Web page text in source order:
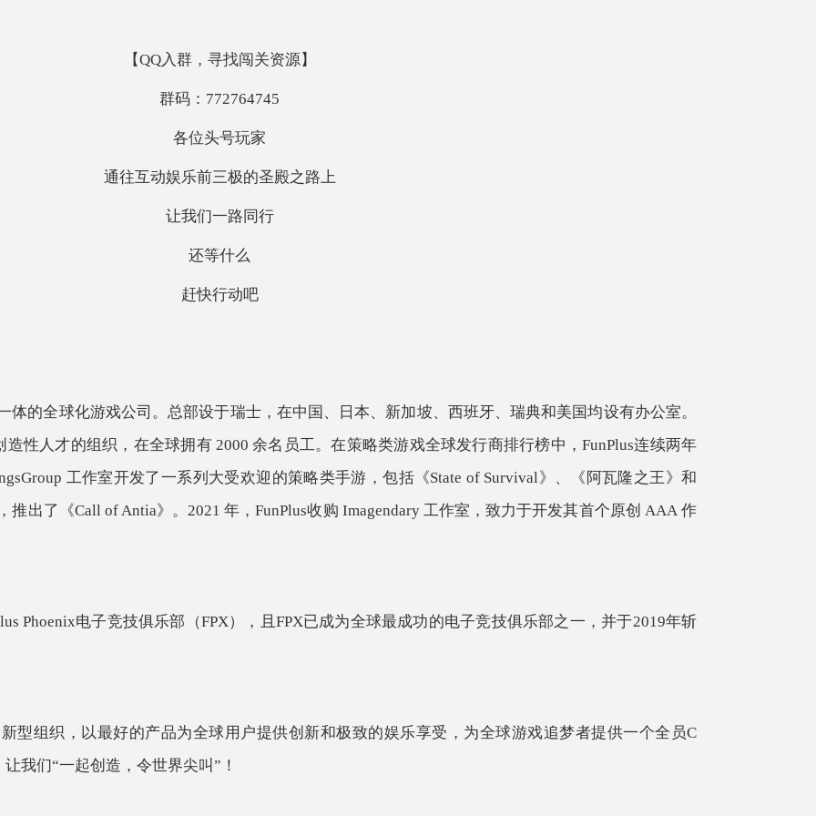
【QQ入群，寻找闯关资源】
群码： 772764745
各位头号玩家
通往互动娱乐前三极的圣殿之路上
让我们一路同行
还等什么
赶快行动吧
体的全球化游戏公司。总部设于瑞士，在中国、日本、新加坡、西班牙、瑞典和美国均设有办公室。
造性人才的组织，在全球拥有 2000 余名员工。在策略类游戏全球发行商排行榜中，FunPlus连续两年
工作室开发了一系列大受欢迎的策略类手游，包括《State of Survival》、《阿瓦隆之王》和
推出了《Call of Antia》。2021 年，FunPlus收购 Imagendary 工作室，致力于开发其首个原创 AAA 作
Phoenix电子竞技俱乐部（FPX），且FPX已成为全球最成功的电子竞技俱乐部之一，并于2019年斩
型组织，以最好的产品为全球用户提供创新和极致的娱乐享受，为全球游戏追梦者提供一个全员C
我们“一起创造，令世界尖叫”！